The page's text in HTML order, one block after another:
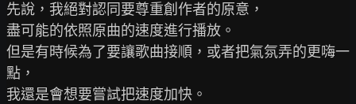
先說，我絕對認同要尊重創作者的原意，
盡可能的依照原曲的速度進行播放。
但是有時候為了要讓歌曲接順，或者把氣氛弄的更嗨一
點，
我還是會想要嘗試把速度加快。